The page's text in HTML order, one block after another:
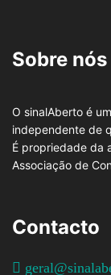
Sobre nós
O sinalAberto é
independente de
É propriedade da
Associação de
Contacto